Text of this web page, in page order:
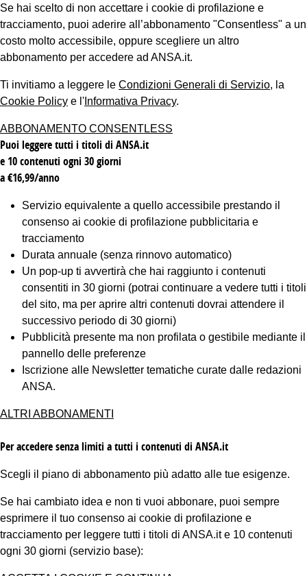
Se hai scelto di non accettare i cookie di profilazione e
tracciamento, puoi aderire all’abbonamento "Consentless" a un
costo molto accessibile, oppure scegliere un altro
abbonamento per accedere ad ANSA.it.
Ti invitiamo a leggere le Condizioni Generali di Servizio, la
Cookie Policy e l' Informativa Privacy.
ABBONAMENTO CONSENTLESS
Puoi leggere tutti i titoli di ANSA.it
e 10 contenuti ogni 30 giorni
a €16,99/anno
Servizio equivalente a quello accessibile prestando il
consenso ai cookie di profilazione pubblicitaria e
tracciamento
Durata annuale (senza rinnovo automatico)
Un pop-up ti avvertirà che hai raggiunto i contenuti
consentiti in 30 giorni (potrai continuare a vedere tutti i titoli
del sito, ma per aprire altri contenuti dovrai attendere il
successivo periodo di 30 giorni)
Pubblicità presente ma non profilata o gestibile mediante il
pannello delle preferenze
Iscrizione alle Newsletter tematiche curate dalle redazioni
ANSA.
ALTRI ABBONAMENTI
Per accedere senza limiti a tutti i contenuti di ANSA.it
Scegli il piano di abbonamento più adatto alle tue esigenze.
Se hai cambiato idea e non ti vuoi abbonare, puoi sempre
esprimere il tuo consenso ai cookie di profilazione e
tracciamento per leggere tutti i titoli di ANSA.it e 10 contenuti
ogni 30 giorni (servizio base):